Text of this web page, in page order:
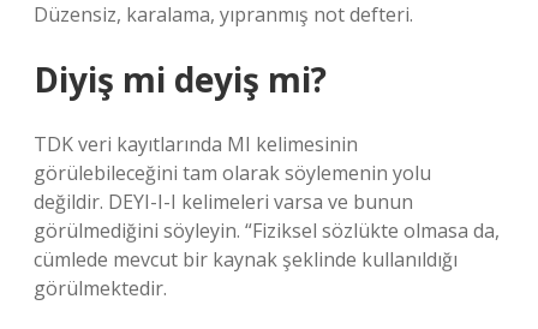
Düzensiz, karalama, yıpranmış not defteri.
Diyiş mi deyiş mi?
TDK veri kayıtlarında MI kelimesinin
görülebileceğini tam olarak söylemenin yolu
değildir. DEYI-I-I kelimeleri varsa ve bunun
görülmediğini söyleyin. “Fiziksel sözlükte olmasa da,
cümlede mevcut bir kaynak şeklinde kullanıldığı
görülmektedir.